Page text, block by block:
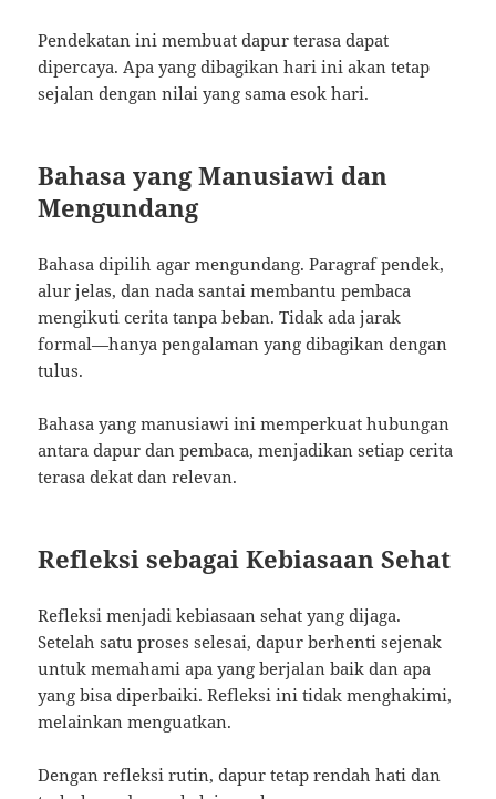
Pendekatan ini membuat dapur terasa dapat
dipercaya. Apa yang dibagikan hari ini akan tetap
sejalan dengan nilai yang sama esok hari.
Bahasa yang Manusiawi dan
Mengundang
Bahasa dipilih agar mengundang. Paragraf pendek,
alur jelas, dan nada santai membantu pembaca
mengikuti cerita tanpa beban. Tidak ada jarak
formal—hanya pengalaman yang dibagikan dengan
tulus.
Bahasa yang manusiawi ini memperkuat hubungan
antara dapur dan pembaca, menjadikan setiap cerita
terasa dekat dan relevan.
Refleksi sebagai Kebiasaan Sehat
Refleksi menjadi kebiasaan sehat yang dijaga.
Setelah satu proses selesai, dapur berhenti sejenak
untuk memahami apa yang berjalan baik dan apa
yang bisa diperbaiki. Refleksi ini tidak menghakimi,
melainkan menguatkan.
Dengan refleksi rutin, dapur tetap rendah hati dan